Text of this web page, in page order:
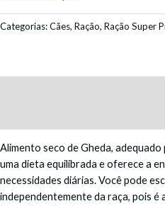
Categorias:Cães, Ração, Ração Super
Alimento seco de Gheda,
uma dieta equilibrada e oferece a
necessidades diárias. Você pode
independentemente da raça, pois é